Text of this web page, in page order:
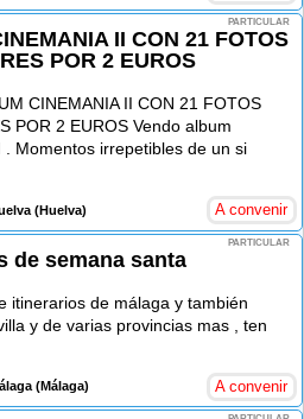
PARTICULAR
II CON 21 FOTOS
POR 2 EUROS
CINEMANIA II CON 21 FOTOS
POR 2 EUROS Vendo album
. Momentos irrepetibles de un si
(Huelva) A convenir
PARTICULAR
de semana santa
itinerarios de málaga y también
y de varias provincias mas , ten
(Málaga) A convenir